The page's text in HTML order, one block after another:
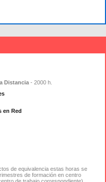
Distancia - 2000 h.
en Red
de equivalencia estas horas se
de formación en centro